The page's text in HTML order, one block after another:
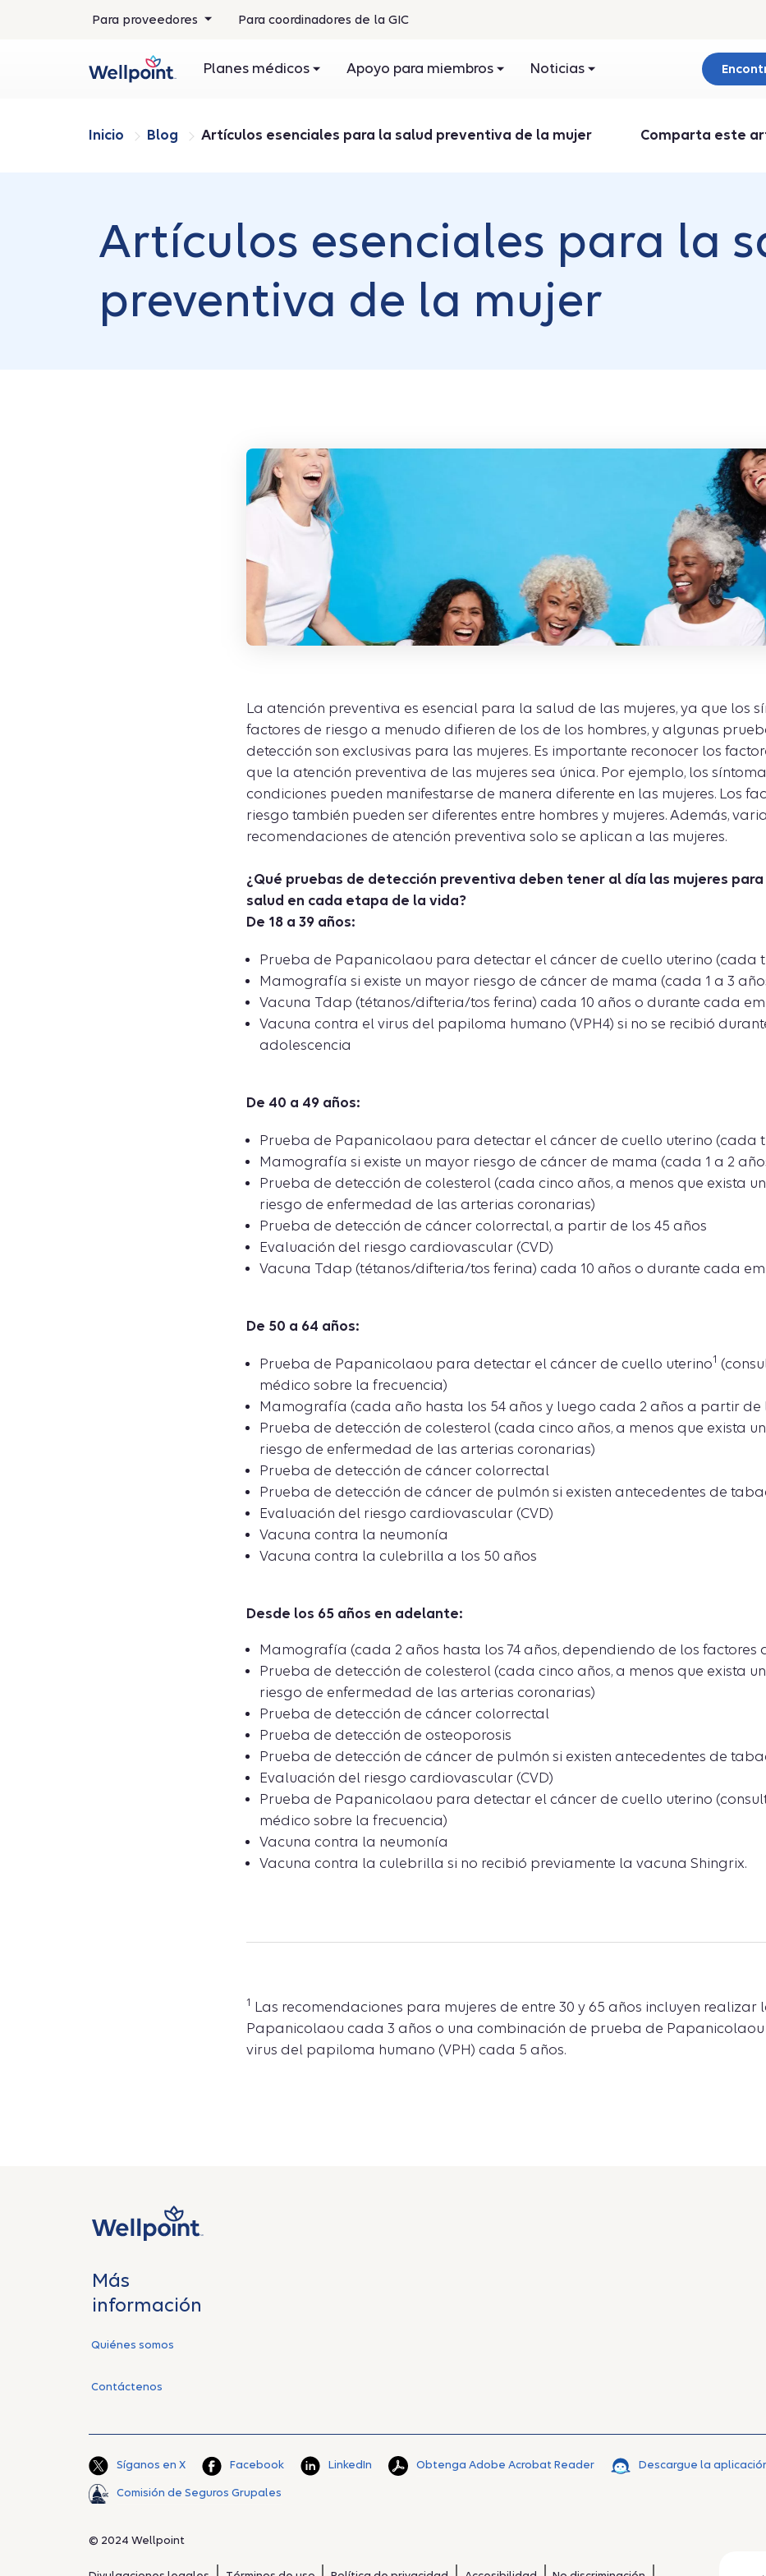
Para proveedores Para coordinadores de la GIC
Planes médicos Apoyo para miembros Noticias
Inicio Blog Artículos esenciales para la salud preventiva de la mujer Comparta este
Artículos esenciales para la
preventiva de la mujer
La atención preventiva es esencial para la salud de las mujeres, ya que los
factores de riesgo a menudo difieren de los de los hombres, y algunas
detección son exclusivas para las mujeres. Es importante reconocer los
que la atención preventiva de las mujeres sea única. Por ejemplo, los
condiciones pueden manifestarse de manera diferente en las mujeres. Los
riesgo también pueden ser diferentes entre hombres y mujeres. Además,
recomendaciones de atención preventiva solo se aplican a las mujeres.
¿Qué pruebas de detección preventiva deben tener al día las mujeres
salud en cada etapa de la vida?
De 18 a 39 años:
Prueba de Papanicolaou para detectar el cáncer de cuello uterino (cada
Mamografía si existe un mayor riesgo de cáncer de mama (cada 1 a 3
Vacuna Tdap (tétanos/difteria/tos ferina) cada 10 años o durante cada
Vacuna contra el virus del papiloma humano (VPH4) si no se recibió
adolescencia
De 40 a 49 años:
Prueba de Papanicolaou para detectar el cáncer de cuello uterino (cada
Mamografía si existe un mayor riesgo de cáncer de mama (cada 1 a 2
Prueba de detección de colesterol (cada cinco años, a menos que exista
riesgo de enfermedad de las arterias coronarias)
Prueba de detección de cáncer colorrectal, a partir de los 45 años
Evaluación del riesgo cardiovascular (CVD)
Vacuna Tdap (tétanos/difteria/tos ferina) cada 10 años o durante cada
De 50 a 64 años:
Prueba de Papanicolaou para detectar el cáncer de cuello uterino1
médico sobre la frecuencia)
Mamografía (cada año hasta los 54 años y luego cada 2 años a partir de
Prueba de detección de colesterol (cada cinco años, a menos que exista
riesgo de enfermedad de las arterias coronarias)
Prueba de detección de cáncer colorrectal
Prueba de detección de cáncer de pulmón si existen antecedentes de
Evaluación del riesgo cardiovascular (CVD)
Vacuna contra la neumonía
Vacuna contra la culebrilla a los 50 años
Desde los 65 años en adelante:
Mamografía (cada 2 años hasta los 74 años, dependiendo de los factores
Prueba de detección de colesterol (cada cinco años, a menos que exista
riesgo de enfermedad de las arterias coronarias)
Prueba de detección de cáncer colorrectal
Prueba de detección de osteoporosis
Prueba de detección de cáncer de pulmón si existen antecedentes de
Evaluación del riesgo cardiovascular (CVD)
Prueba de Papanicolaou para detectar el cáncer de cuello uterino
médico sobre la frecuencia)
Vacuna contra la neumonía
Vacuna contra la culebrilla si no recibió previamente la vacuna Shingrix.
1 Las recomendaciones para mujeres de entre 30 y 65 años incluyen realizar
Papanicolaou cada 3 años o una combinación de prueba de
virus del papiloma humano (VPH) cada 5 años.
Más
información
Quiénes somos
Contáctenos
Síganos en X Facebook LinkedIn Obtenga Adobe Acrobat Reader Descargue la
Comisión de Seguros Grupales
© 2024 Wellpoint